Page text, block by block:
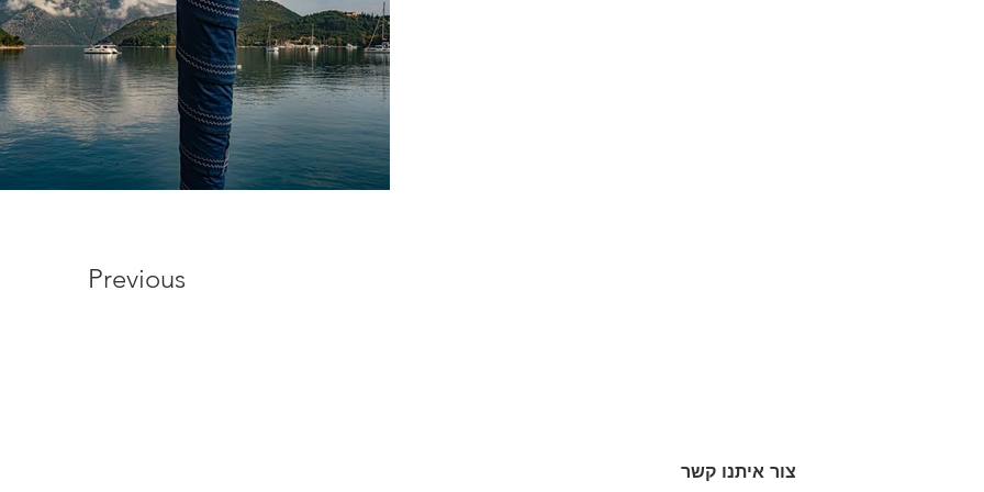
Previous
צור איתנו קשר